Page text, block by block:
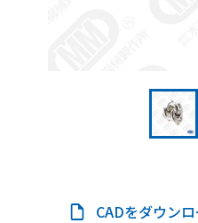
CADをダウン